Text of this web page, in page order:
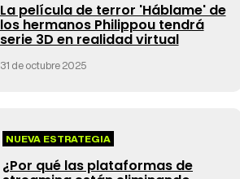
La película de terror 'Háblame' de
los hermanos Philippou tendrá
serie 3D en realidad virtual
31 de octubre 2025
NUEVA ESTRATEGIA
¿Por qué las plataformas de